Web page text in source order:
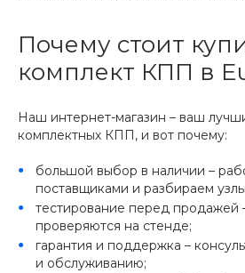
Почему стоит
комплект КПП в
Наш интернет-магазин – ваш
комплектных КПП, и вот почему:
большой выбор в наличии –
поставщиками и разбираем
тестирование перед продажей
проверяются на стенде;
гарантия и поддержка –
и обслуживанию;